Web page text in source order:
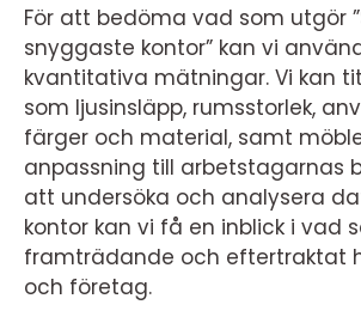
För att bedöma vad som utgör
snyggaste kontor” kan vi
kvantitativa mätningar. Vi kan
som ljusinsläpp, rumsstorlek,
färger och material, samt
anpassning till arbetstagarnas
att undersöka och analysera
kontor kan vi få en inblick i vad
framträdande och eftertraktat
och företag.